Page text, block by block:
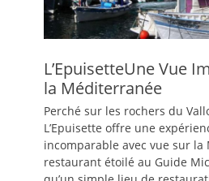
L’EpuisetteUne Vue
la Méditerranée
Perché sur les rochers du
L’Epuisette offre une
incomparable avec vue sur la
restaurant étoilé au Guide